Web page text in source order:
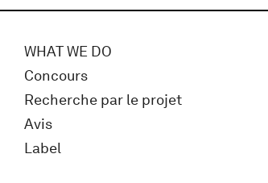
WHAT WE DO
Concours
Recherche par le projet
Avis
Label